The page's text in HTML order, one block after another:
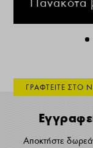
ΓΡΑΦΤΕΙΤΕ ΣΤΟ
Αποκτήστε